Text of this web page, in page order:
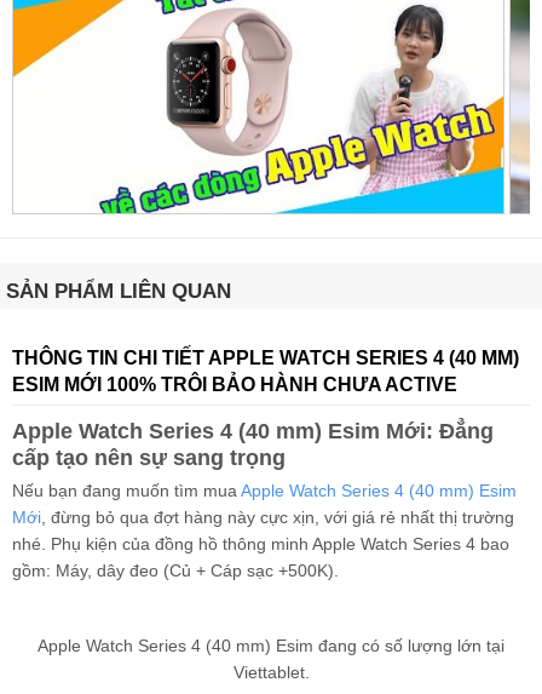
SẢN PHẨM LIÊN QUAN
THÔNG TIN CHI TIẾT APPLE WATCH SERIES 4 (40 MM)
ESIM MỚI 100% TRÔI BẢO HÀNH CHƯA ACTIVE
Apple Watch Series 4 (40 mm) Esim Mới: Đẳng
cấp tạo nên sự sang trọng
Nếu bạn đang muốn tìm mua Apple Watch Series 4 (40 mm) Esim
Mới , đừng bỏ qua đợt hàng này cực xịn, với giá rẻ nhất thị trường
nhé. Phụ kiện của đồng hồ thông minh Apple Watch Series 4 bao
gồm: Máy, dây đeo (Củ + Cáp sạc +500K).
Apple Watch Series 4 (40 mm) Esim đang có số lượng lớn tại
Viettablet.